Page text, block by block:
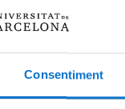
Consentiment